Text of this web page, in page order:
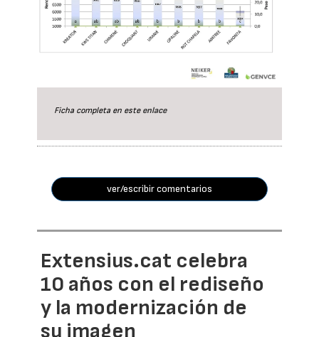
Ficha completa en este enlace
ver/escribir comentarios
Extensius.cat celebra
10 años con el rediseño
y la modernización de
su imagen